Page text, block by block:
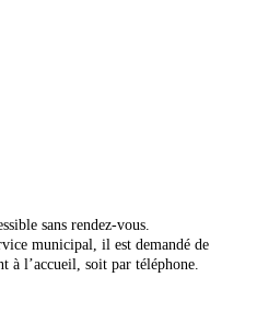
sans rendez-vous.
municipal, il est demandé de
à l’accueil, soit par téléphone.